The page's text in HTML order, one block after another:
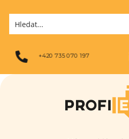
+420 735 070 197